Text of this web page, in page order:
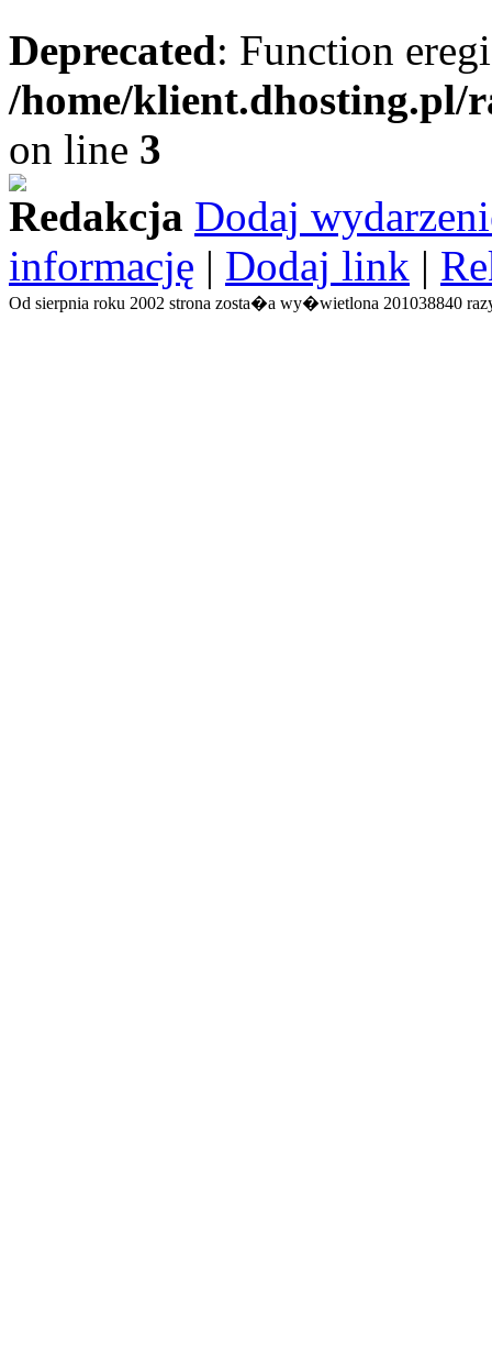
Deprecated: Function
/home/
on line 3
Redakcja Dodaj
informację | Dodaj link |
Od sierpnia roku 2002 strona zosta�a wy�wietlona 201038840